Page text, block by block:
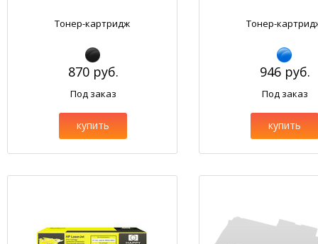
Тонер-картридж
870 руб.
Под заказ
купить
Тонер-
946 руб.
Под заказ
купить